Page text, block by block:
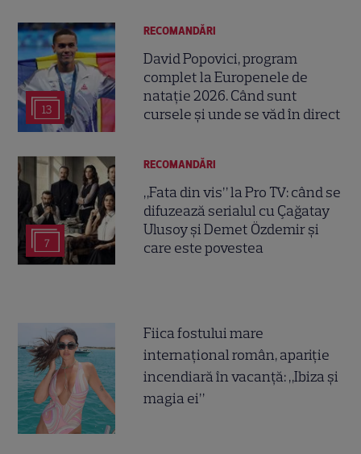
13
RECOMANDĂRI
David Popovici, program
complet la Europenele de
natație 2026. Când sunt
cursele și unde se văd în direct
7
RECOMANDĂRI
„Fata din vis” la Pro TV: când se
difuzează serialul cu Çağatay
Ulusoy și Demet Özdemir și
care este povestea
Fiica fostului mare
internațional român, apariție
incendiară în vacanță: „Ibiza și
magia ei”